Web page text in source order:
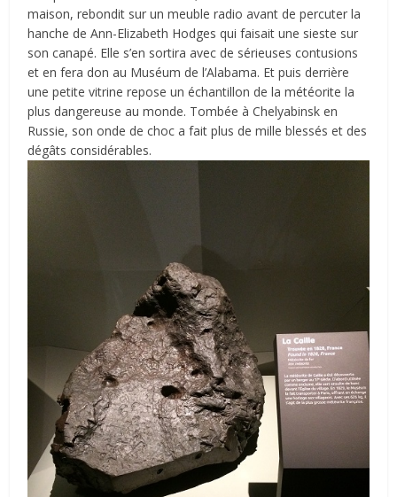
maison, rebondit sur un meuble radio avant de percuter la
hanche de Ann-Elizabeth Hodges qui faisait une sieste sur
son canapé. Elle s’en sortira avec de sérieuses contusions
et en fera don au Muséum de l’Alabama. Et puis derrière
une petite vitrine repose un échantillon de la météorite la
plus dangereuse au monde. Tombée à Chelyabinsk en
Russie, son onde de choc a fait plus de mille blessés et des
dégâts considérables.